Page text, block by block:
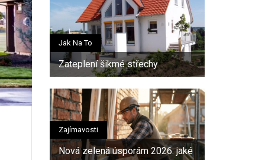
Jak Na To
Zateplení šikmé střechy
Zajímavosti
Nová zelená úsporám 2026: jaké